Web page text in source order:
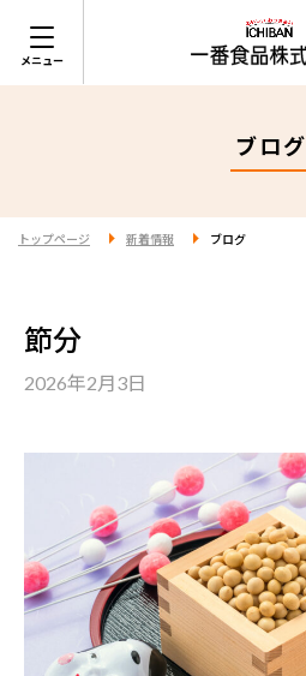
ブログ
トップページ 新着情報 ブログ
節分
2026年2月3日